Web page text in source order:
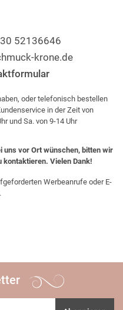
52136646
krone.de
oder telefonisch bestellen
in der Zeit von
und Sa. von 9-14 Uhr
uns vor Ort wünschen, bitten wir
kontaktieren. Vielen Dank!
Werbeanrufe oder E-